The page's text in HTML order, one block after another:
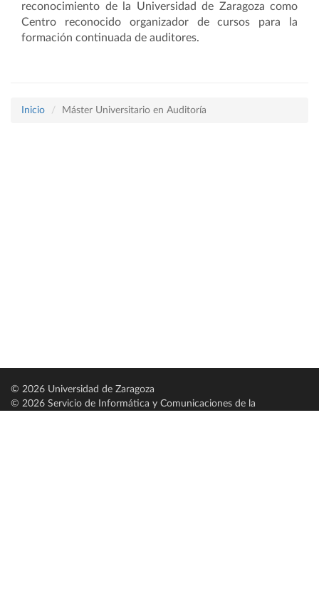
reconocimiento de la Universidad de Zaragoza como
Centro reconocido organizador de cursos para la
formación continuada de auditores.
Inicio Máster Universitario en Auditoría
© 2026 Universidad de Zaragoza
© 2026 Servicio de Informática y Comunicaciones de la